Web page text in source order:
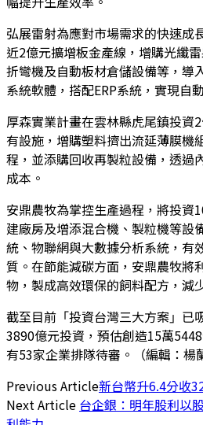
弘展雷射為應對市場需求的快速成
近2億元擴增板金產線，增購光纖
折彎機及自動板材倉儲設備等，導
系統軟體，搭配ERP系統，實現自
厚森實業計畫在雲林縣虎尾鎮投資
有設施，增購塑料擠出流延薄膜機
程，並添購回收再製粒設備，透過
成本。
安鼎農牧為掌控生產過程，將投資
建廠房及增添混合機、製粒機等設
統、物聯網與大數據分析系統，有
質。在節能減碳方面，安鼎農牧將
物，製成高效環保的飼料配方，減
截至目前「投資台灣三大方案」已
3890億元投資，預估創造15萬
有53家企業排隊待審。（編輯：楊
Previous Article新台幣升6.4分收
Next Article 台企銀：明年股利以